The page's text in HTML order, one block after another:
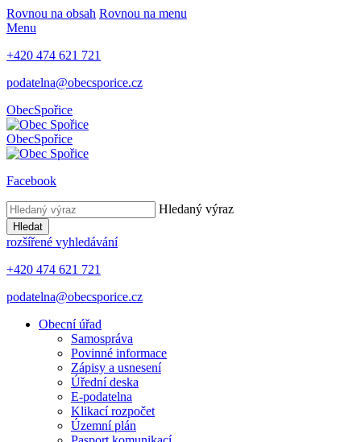
Rovnou na obsah Rovnou na menu
Menu
+420 474 621 721
podatelna@obecsporice.cz
ObecSpořice
ObecSpořice
Facebook
Hledaný výraz
Hledat
rozšířené vyhledávání
+420 474 621 721
podatelna@obecsporice.cz
Obecní úřad
Samospráva
Povinné informace
Zápisy a usnesení
Úřední deska
E-podatelna
Klikací rozpočet
Územní plán